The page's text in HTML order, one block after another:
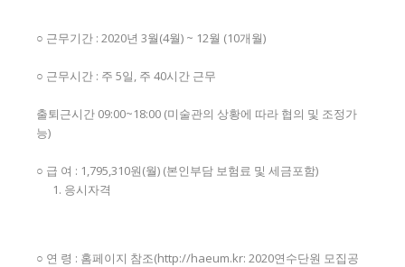
○ 근무기간 : 2020년 3월(4월) ~ 12월 (10개월)
○ 근무시간 : 주 5일, 주 40시간 근무
출퇴근시간 09:00~18:00 (미술관의 상황에 따라 협의 및 조정가
능)
○ 급 여 : 1,795,310원(월) (본인부담 보험료 및 세금포함)
응시자격
○ 연 령 : 홈페이지 참조(http://haeum.kr: 2020연수단원 모집공